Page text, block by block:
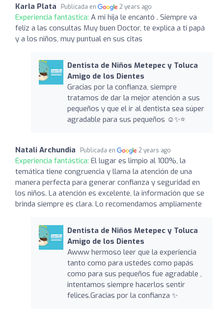
Karla Plata Publicada en 2 years ago
Experiencia fantástica: A mi hija le encantó . Siempre va
feliz a las consultas Muy buen Doctor, te explica a ti papá
y a los niños, muy puntual en sus citas
Dentista de Niños Metepec y Toluca
Amigo de los Dientes
Gracias por la confianza, siempre
tratamos de dar la mejor atención a sus
pequeños y que el ir al dentista sea súper
agradable para sus pequeños ☺️✨⭐️
Natali Archundia Publicada en 2 years ago
Experiencia fantástica: El lugar es limpio al 100%, la
temática tiene congruencia y llama la atención de una
manera perfecta para generar confianza y seguridad en
los niños. La atención es excelente, la información que se
brinda siempre es clara. Lo recomendamos ampliamente
Dentista de Niños Metepec y Toluca
Amigo de los Dientes
Awww hermoso leer que la experiencia
tanto como para ustedes como papás
como para sus pequeños fue agradable ,
intentamos siempre hacerlos sentir
felices.Gracias por la confianza ✨